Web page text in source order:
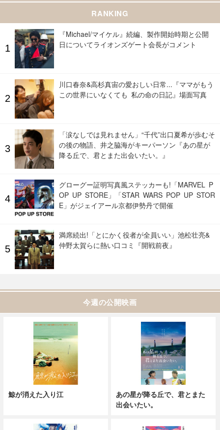
RANKING
『Michael/マイケル』続編、製作開始時期と公開
日についてライオンズゲート会長がコメント
川口春奈&高杉真宙の愛おしい日常...『ママがもう
この世界にいなくても 私の命の日記』場面写真
「涙なしでは見れません」“千代”出口夏希が歩むそ
の後の物語、井之脇海がキーパーソン『あの星が
降る丘で、君とまた出会いたい。』
グローグー証明写真風ステッカーも!「MARVEL P
OP UP STORE」「STAR WARS POP UP STOR
E」がジェイアール京都伊勢丹で開催
満席続出!「とにかく役者が全員いい」池松壮亮&
仲野太賀らに熱い口コミ『開戦前夜』
今週の公開映画
鯨が消えた入り江
あの星が降る丘で、君とまた
出会いたい。